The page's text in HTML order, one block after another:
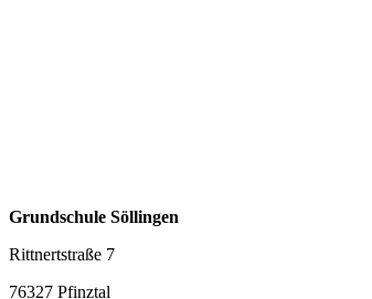
Grundschule Söllingen
Rittnertstraße 7
76327 Pfinztal